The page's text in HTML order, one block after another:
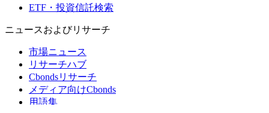
ETF・投資信託検索
ニュースおよびリサーチ
市場ニュース
リサーチハブ
Cbondsリサーチ
メディア向けCbonds
用語集